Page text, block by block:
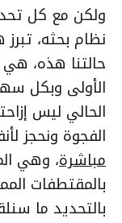
ولكن مع كل
نظام بحثه،
حالتنا هذه، هي
الأولى وبكل
الحالي ليس
الفجوة ونحجز
مباشرة، وهي
بالتحديد ما